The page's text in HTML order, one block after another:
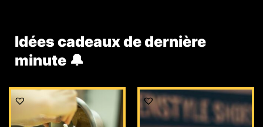
Idées cadeaux de dernière
minute 🔔